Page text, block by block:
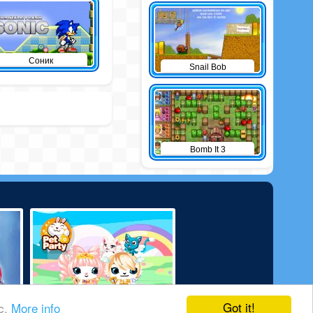
Got it!
More info
Соник
Snail Bob
Bomb It 3